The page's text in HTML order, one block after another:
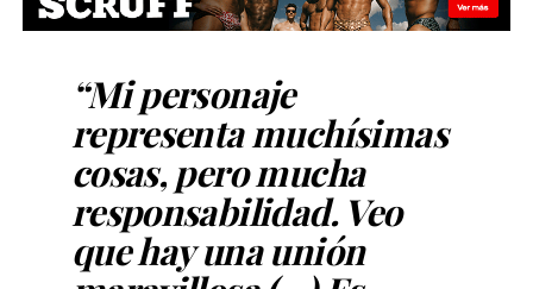
“Mi personaje
representa muchísimas
cosas, pero mucha
responsabilidad. Veo
que hay una unión